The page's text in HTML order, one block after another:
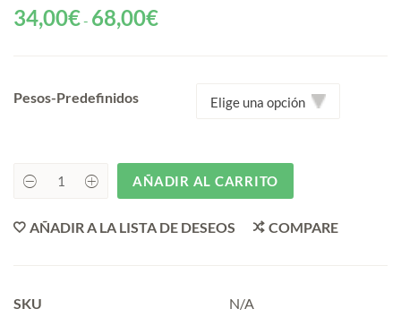
34,00€- 68,00€Rango
Pesos-Predefinidos
CHA
quantity
AÑADIR AL CARRITO
AÑADIR A LA LISTA DE DESEOS COMPARE
SKU N/A